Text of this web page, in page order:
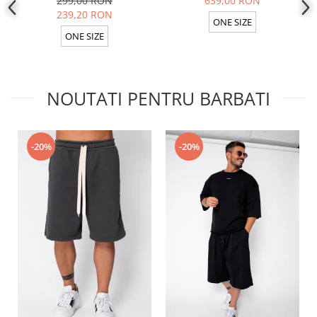
239,20 RON
ONE SIZE
ONE SIZE
NOUTATI PENTRU BARBATI
-20% -20%